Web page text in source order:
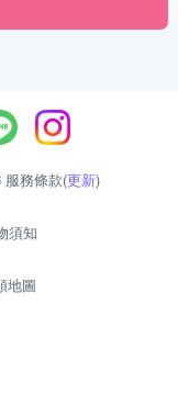
服務條款(更新)
須知
地圖